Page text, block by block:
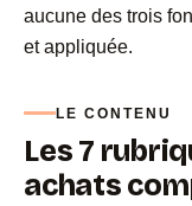
aucune des trois
et appliquée.
LE CONTENU
Les 7
achats